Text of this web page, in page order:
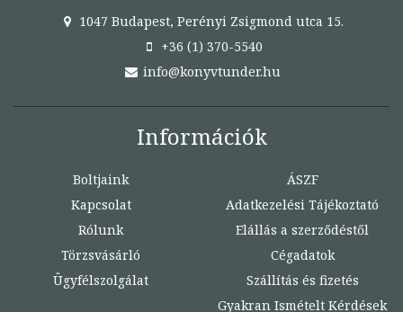
1047 Budapest, Perényi Zsigmond utca 15.
+36 (1) 370-5540
info@konyvtunder.hu
Információk
Boltjaink
Kapcsolat
Rólunk
Törzsvásárló
Ügyfélszolgálat
ÁSZF
Adatkezelési Tájékoztató
Elállás a szerződéstől
Cégadatok
Szállítás és fizetés
Gyakran Ismételt Kérdések